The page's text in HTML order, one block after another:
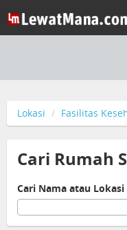
Lokasi Fasilitas
Cari Rumah
Cari Nama atau